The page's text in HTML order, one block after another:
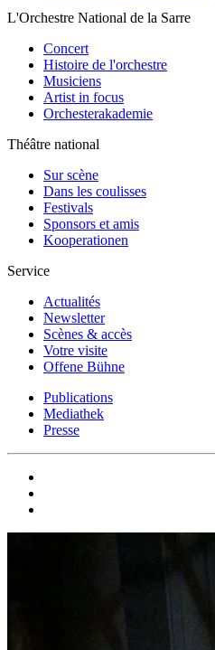
L'Orchestre National de la Sarre
Concert
Histoire de l'orchestre
Musiciens
Artist in focus
Orchesterakademie
Théâtre national
Sur scène
Dans les coulisses
Festivals
Sponsors et amis
Kooperationen
Service
Actualités
Newsletter
Scènes & accès
Votre visite
Offene Bühne
Publications
Mediathek
Presse